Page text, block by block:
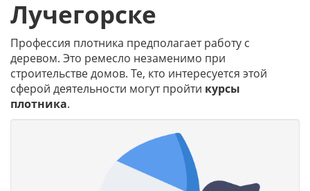
Лучегорске
Профессия плотника предполагает работу с
деревом. Это ремесло незаменимо при
строительстве домов. Те, кто интересуется этой
сферой деятельности могут пройти курсы
плотника.